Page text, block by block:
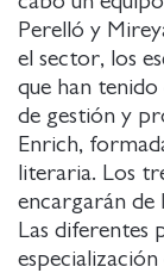
Perelló y
el sector, los
que han
de gestión y
Enrich,
literaria. Los
encargarán de
Las diferentes